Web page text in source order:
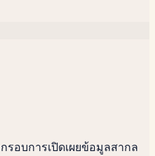
อบการเปิดเผยข้อมูลสากล